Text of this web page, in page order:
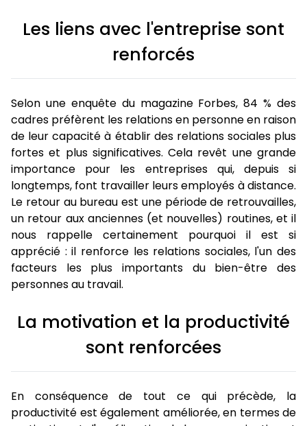
Les liens avec l'entreprise sont
renforcés
Selon une enquête du magazine Forbes, 84 % des
cadres préfèrent les relations en personne en raison
de leur capacité à établir des relations sociales plus
fortes et plus significatives. Cela revêt une grande
importance pour les entreprises qui, depuis si
longtemps, font travailler leurs employés à distance.
Le retour au bureau est une période de retrouvailles,
un retour aux anciennes (et nouvelles) routines, et il
nous rappelle certainement pourquoi il est si
apprécié : il renforce les relations sociales, l'un des
facteurs les plus importants du bien-être des
personnes au travail.
La motivation et la productivité
sont renforcées
En conséquence de tout ce qui précède, la
productivité est également améliorée, en termes de